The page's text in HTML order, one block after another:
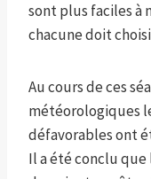
sont plus faciles
chacune doit
Au cours de ces
météorologiques
défavorables ont
Il a été conclu